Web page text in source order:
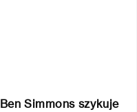
Ben Simmons szykuje